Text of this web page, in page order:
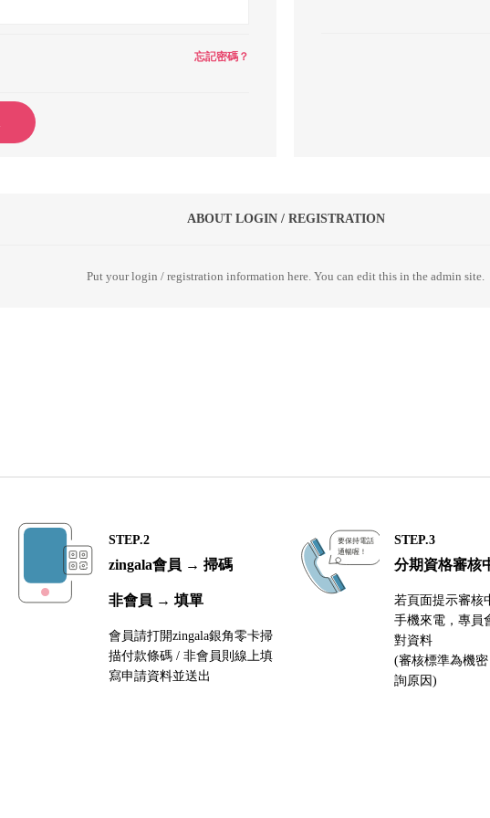
忘記密碼？
ABOUT LOGIN / REGISTRATION
Put your login / registration information here. You can edit this in the admin site.
STEP.2
zingala會員 → 掃碼
非會員 → 填單
會員請打開zingala銀角零卡掃
描付款條碼 / 非會員則線上填
寫申請資料並送出
STEP.3
分期資格審核
若頁面提示審核
手機來電，專員
對資料
(審核標準為機
詢原因)